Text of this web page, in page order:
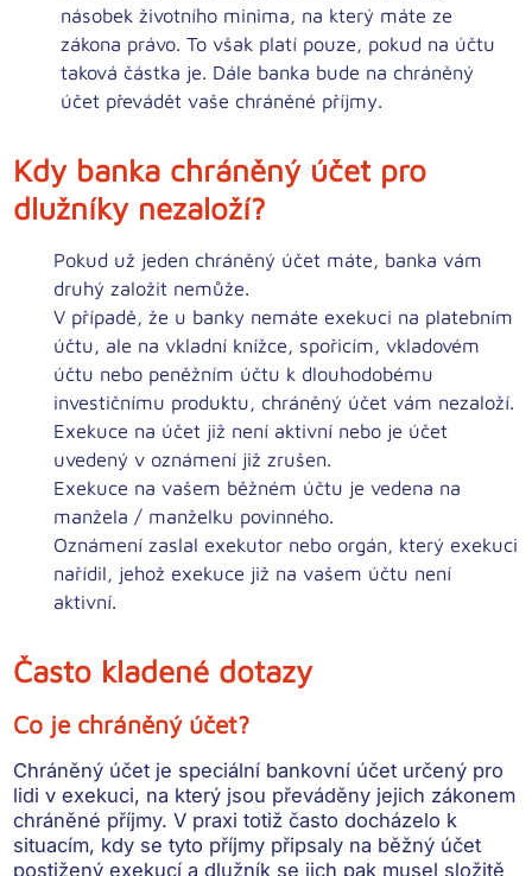
násobek životního minima, na který máte ze
zákona právo. To však platí pouze, pokud na účtu
taková částka je. Dále banka bude na chráněný
účet převádět vaše chráněné příjmy.
Kdy banka chráněný účet pro
dlužníky nezaloží?
Pokud už jeden chráněný účet máte, banka vám
druhý založit nemůže.
V případě, že u banky nemáte exekuci na platebním
účtu, ale na vkladní knížce, spořicím, vkladovém
účtu nebo peněžním účtu k dlouhodobému
investičnímu produktu, chráněný účet vám nezaloží.
Exekuce na účet již není aktivní nebo je účet
uvedený v oznámení již zrušen.
Exekuce na vašem běžném účtu je vedena na
manžela / manželku povinného.
Oznámení zaslal exekutor nebo orgán, který exekuci
nařídil, jehož exekuce již na vašem účtu není
aktivní.
Často kladené dotazy
Co je chráněný účet?
Chráněný účet je speciální bankovní účet určený pro
lidi v exekuci, na který jsou převáděny jejich zákonem
chráněné příjmy. V praxi totiž často docházelo k
situacím, kdy se tyto příjmy připsaly na běžný účet
postižený exekucí a dlužník se jich pak musel složitě